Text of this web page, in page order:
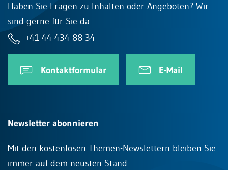
Haben Sie Fragen zu Inhalten oder Angeboten? Wir
sind gerne für Sie da.
+41 44 434 88 34
Kontaktformular E-Mail
Newsletter abonnieren
Mit den kostenlosen Themen-Newslettern bleiben Sie
immer auf dem neusten Stand.